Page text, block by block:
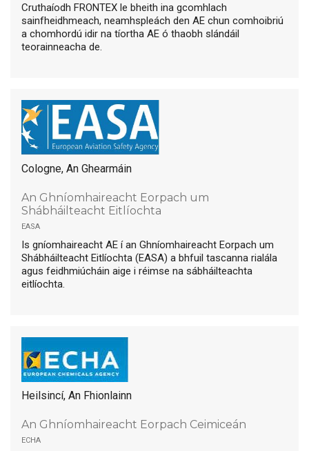
Cruthaíodh FRONTEX le bheith ina gcomhlach
sainfheidhmeach, neamhspleách den AE chun comhoibriú
a chomhordú idir na tíortha AE ó thaobh slándáil
teorainneacha de.
Cologne, An Ghearmáin
An Ghníomhaireacht Eorpach um
Shábháilteacht Eitlíochta
easa
Is gníomhaireacht AE í an Ghníomhaireacht Eorpach um
Shábháilteacht Eitlíochta (EASA) a bhfuil tascanna rialála
agus feidhmiúcháin aige i réimse na sábháilteachta
eitlíochta.
Heilsincí, An Fhionlainn
An Ghníomhaireacht Eorpach Ceimiceán
echa